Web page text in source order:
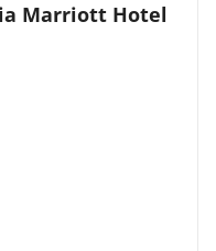
Marriott Hotel